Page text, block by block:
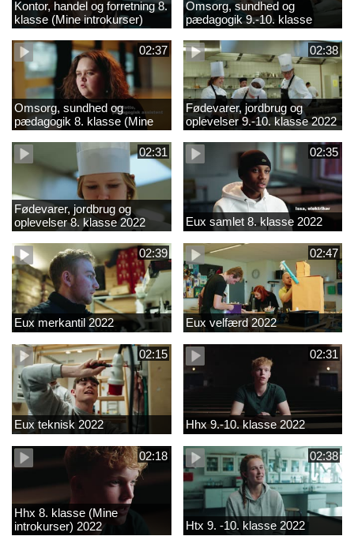
Kontor, handel og forretning 8.
klasse (Mine introkurser)
2022
Omsorg, sundhed og
pædagogik 9.-10. klasse
2022
02:37
Omsorg, sundhed og
pædagogik 8. klasse (Mine
introkurser) 2022
02:38
Fødevarer, jordbrug og
oplevelser 9.-10. klasse 2022
02:31
Fødevarer, jordbrug og
oplevelser 8. klasse 2022
02:35
Eux samlet 8. klasse 2022
02:39
Eux merkantil 2022
02:47
Eux velfærd 2022
02:15
Eux teknisk 2022
02:31
Hhx 9.-10. klasse 2022
02:18
Hhx 8. klasse (Mine
introkurser) 2022
02:38
Htx 9. -10. klasse 2022